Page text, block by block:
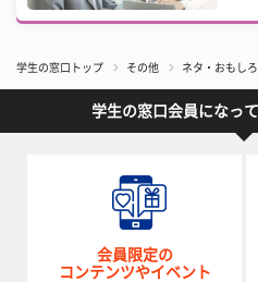
学生の窓口トップ その他 ネタ・おもし
学生の窓口会員になっ
会員限定の
コンテンツやイベント